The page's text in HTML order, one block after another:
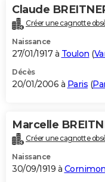
Claude
Créer une cagnotte
Naissance
27/01/1917 à Toulon (
Décès
20/01/2006 à Paris (
Marcelle
Créer une cagnotte
Naissance
30/09/1919 à